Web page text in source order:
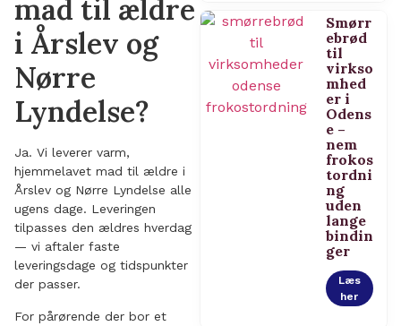
mad til ældre
i Årslev og
Nørre
Lyndelse?
Ja. Vi leverer varm,
hjemmelavet mad til ældre i
Årslev og Nørre Lyndelse alle
ugens dage. Leveringen
tilpasses den ældres hverdag
— vi aftaler faste
leveringsdage og tidspunkter
der passer.
For pårørende der bor et
Smørr
ebrød
til
virkso
mhed
er i
Odens
e –
nem
frokos
tordni
ng
uden
lange
bindin
ger
Læs
her